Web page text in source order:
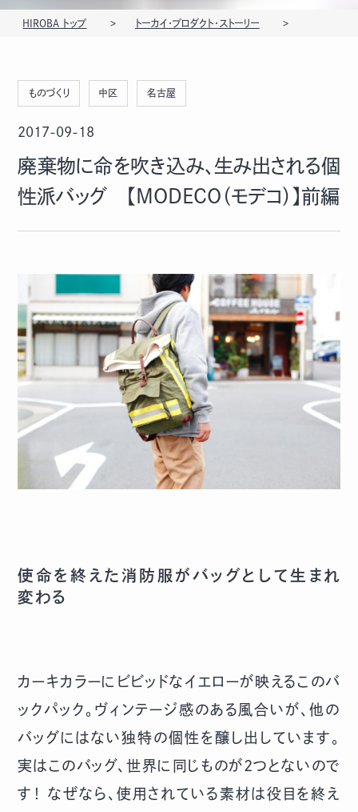
HIROBA トップ トーカイ・プロダクト・ストーリー
ものづくり 中区 名古屋
2017-09-18
廃棄物に命を吹き込み、生み出される個
性派バッグ 【MODECO（モデコ）】前編
使命を終えた消防服がバッグとして生まれ
変わる
カーキカラーにビビッドなイエローが映えるこのバ
ックパック。ヴィンテージ感のある風合いが、他の
バッグにはない独特の個性を醸し出しています。
実はこのバッグ、世界に同じものが2つとないので
す！ なぜなら、使用されている素材は役目を終え